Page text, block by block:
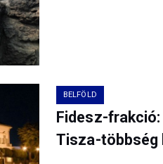
BELFÖLD
Fidesz-
Tisza-többség